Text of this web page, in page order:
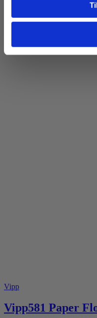
Vipp
Vipp581 Paper